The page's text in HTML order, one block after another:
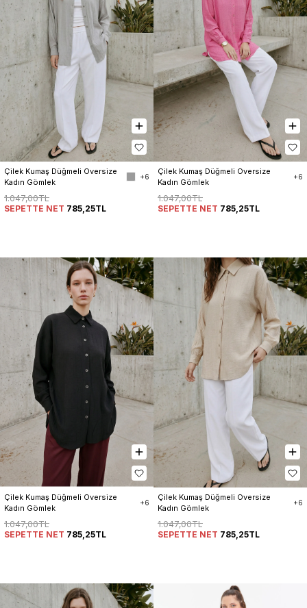
Çilek Kumaş Düğmeli Oversize
Kadın Gömlek
+6
1.047,00TL
SEPETTE NET 785,25TL
Çilek Kumaş Düğmeli Oversize
Kadın Gömlek
+6
1.047,00TL
SEPETTE NET 785,25TL
Çilek Kumaş Düğmeli Oversize
Kadın Gömlek
+6
1.047,00TL
SEPETTE NET 785,25TL
Çilek Kumaş Düğmeli Oversize
Kadın Gömlek
+6
1.047,00TL
SEPETTE NET 785,25TL